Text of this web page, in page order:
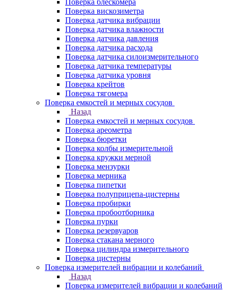
Поверка блескомера
Поверка вискозиметра
Поверка датчика вибрации
Поверка датчика влажности
Поверка датчика давления
Поверка датчика расхода
Поверка датчика силоизмерительного
Поверка датчика температуры
Поверка датчика уровня
Поверка крейтов
Поверка тягомера
Поверка емкостей и мерных сосудов
Назад
Поверка емкостей и мерных сосудов
Поверка ареометра
Поверка бюретки
Поверка колбы измерительной
Поверка кружки мерной
Поверка мензурки
Поверка мерника
Поверка пипетки
Поверка полуприцепа-цистерны
Поверка пробирки
Поверка пробоотборника
Поверка пурки
Поверка резервуаров
Поверка стакана мерного
Поверка цилиндра измерительного
Поверка цистерны
Поверка измерителей вибрации и колебаний
Назад
Поверка измерителей вибрации и колебаний